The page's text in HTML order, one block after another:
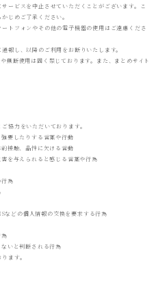
ービスを中止させていただくことがございます。こ
じめご了承ください。
トフォンやその他の電子機器の使用はご遠慮くださ
報し、以降のご利用をお断りいたします。
無断使用は固く禁じております。また、まとめサイト
協力をいただいております。
要したりする言葉や行動
接触、品性に欠ける言動
を与えられると感じる言葉や行為
為
どの個人情報の交換を要求する行為
いと判断される行為
ます。